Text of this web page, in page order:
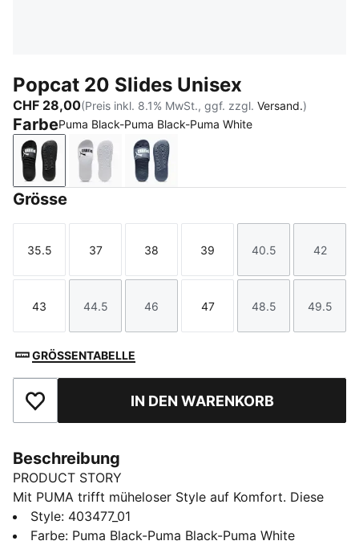
Popcat 20 Slides Unisex
CHF 28,00(Preis inkl. 8.1% MwSt., ggf. zzgl. Versand.)
FarbePuma Black-Puma Black-Puma White
Puma Black-Puma Black-Puma White
Puma White-Puma Black
Inky Blue-PUMA White
Grösse
Größe
35.5
Größe
37
Größe
38
Größe
39
Größe
40.5
Größe
42
Größe
43
Größe
44.5
Größe
46
Größe
47
Größe
48.5
Größe
49.5
GRÖSSENTABELLE
Zu Favoriten hinzufügenIN DEN WARENKORB
Beschreibung
PRODUCT STORY
Mit PUMA trifft müheloser Style auf Komfort. Diese
Sandalen mit gepolstertem Riemen und einer
eingespritzten EVA-Laufsohle für ultimative Weichheit
Style: 403477_01
Farbe: Puma Black-Puma Black-Puma White